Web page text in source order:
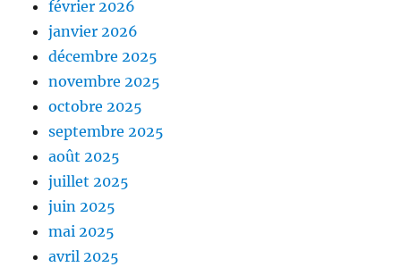
février 2026
janvier 2026
décembre 2025
novembre 2025
octobre 2025
septembre 2025
août 2025
juillet 2025
juin 2025
mai 2025
avril 2025